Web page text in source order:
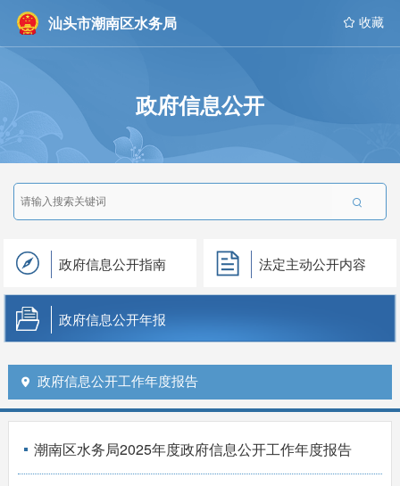
汕头市潮南区水务局  收藏
政府信息公开

政府信息公开指南 法定主动公开内容
政府信息公开年报
 政府信息公开工作年度报告
潮南区水务局2025年度政府信息公开工作年度报告